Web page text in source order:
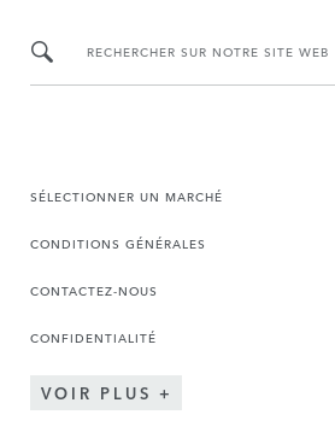
RECHERCHER SUR NOTRE SITE WEB
SÉLECTIONNER UN MARCHÉ
CONDITIONS GÉNÉRALES
CONTACTEZ-NOUS
CONFIDENTIALITÉ
VOIR PLUS